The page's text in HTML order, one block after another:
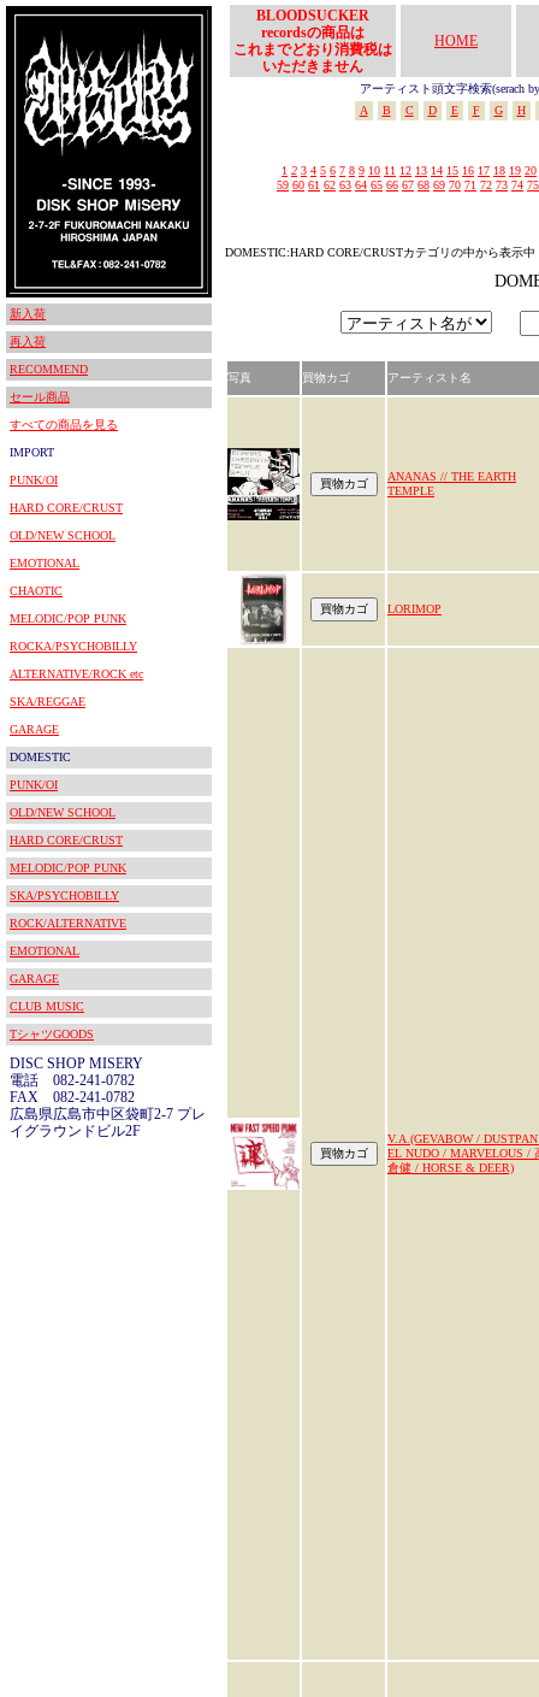
新入荷
再入荷
RECOMMEND
セール商品
すべての商品を見る
IMPORT
PUNK/OI
HARD CORE/CRUST
OLD/NEW SCHOOL
EMOTIONAL
CHAOTIC
MELODIC/POP PUNK
ROCKA/PSYCHOBILLY
ALTERNATIVE/ROCK etc
SKA/REGGAE
GARAGE
DOMESTIC
PUNK/OI
OLD/NEW SCHOOL
HARD CORE/CRUST
MELODIC/POP PUNK
SKA/PSYCHOBILLY
ROCK/ALTERNATIVE
EMOTIONAL
GARAGE
CLUB MUSIC
TシャツGOODS
DISC SHOP MISERY
電話 082-241-0782
FAX 082-241-0782
広島県広島市中区袋町2-7 プレ
イグラウンドビル2F
BLOODSUCKER
recordsの商品は
これまでどおり消費税は
いただきません
HOME
アーティスト頭文字検索(serach
A
B C D E F G H
1 2 3 4 5 6 7 8 9 10 11 12 13 14 15 16 17 18 19 20
59 60 61 62 63 64 65 66 67 68 69 70 71 72 73 74 75
DOMESTIC:HARD CORE/CRUSTカテゴリの中から表示中
写真 買物カゴ アーティスト名
ANANAS // THE EARTH
TEMPLE
LORIMOP
V.A.(GEVABOW /
EL NUDO / MARVELOUS /
倉健 / HORSE & DEER)